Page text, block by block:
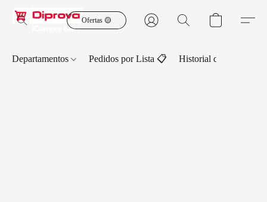
Ofertas 🟡
Departamentos Pedidos por Lista 📋 Historial de Pedidos